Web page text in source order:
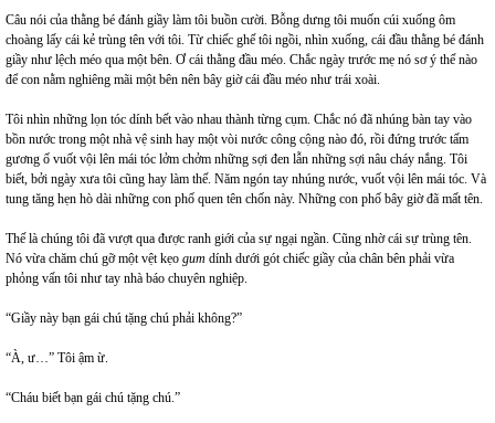
Câu nói của thằng bé đánh giầy làm tôi buồn cười. Bỗng dưng tôi muốn cúi xuống ôm
choàng lấy cái kẻ trùng tên với tôi. Từ chiếc ghế tôi ngồi, nhìn xuống, cái đầu thằng bé đánh
giầy như lệch méo qua một bên. Ơ cái thằng đầu méo. Chắc ngày trước mẹ nó sơ ý thế nào
để con nằm nghiêng mãi một bên nên bây giờ cái đầu méo như trái xoài.
Tôi nhìn những lọn tóc dính bết vào nhau thành từng cụm. Chắc nó đã nhúng bàn tay vào
bồn nước trong một nhà vệ sinh hay một vòi nước công cộng nào đó, rồi đứng trước tấm
gương ố vuốt vội lên mái tóc lởm chởm những sợi đen lẫn những sợi nâu cháy nắng. Tôi
biết, bởi ngày xưa tôi cũng hay làm thế. Năm ngón tay nhúng nước, vuốt vội lên mái tóc. Và
tung tăng hẹn hò dài những con phố quen tên chốn này. Những con phố bây giờ đã mất tên.
Thế là chúng tôi đã vượt qua được ranh giới của sự ngại ngần. Cũng nhờ cái sự trùng tên.
Nó vừa chăm chú gỡ một vệt kẹo gum dính dưới gót chiếc giầy của chân bên phải vừa
phỏng vấn tôi như tay nhà báo chuyên nghiệp.
“Giầy này bạn gái chú tặng chú phải không?”
“À, ư…” Tôi ậm ừ.
“Cháu biết bạn gái chú tặng chú.”